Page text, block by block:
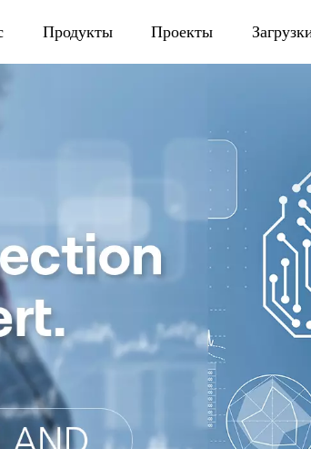
Продукты Проекты